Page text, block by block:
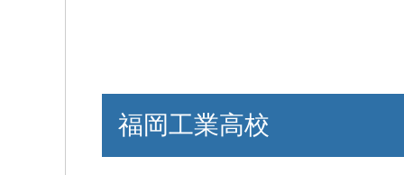
福岡工業高校